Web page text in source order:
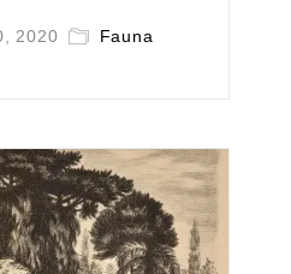
2020 Fauna